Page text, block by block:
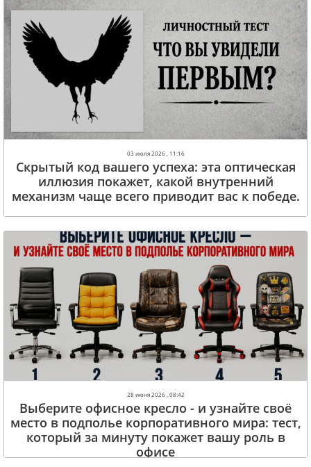
03 июля 2026 , 11:16
Скрытый код вашего успеха: эта оптическая
иллюзия покажет, какой внутренний
механизм чаще всего приводит вас к победе.
28 июня 2026 , 08:42
Выберите офисное кресло - и узнайте своё
место в подполье корпоративного мира: тест,
который за минуту покажет вашу роль в
офисе